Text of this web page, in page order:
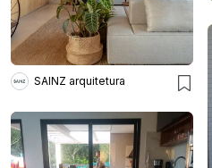
SAINZ arquitetura